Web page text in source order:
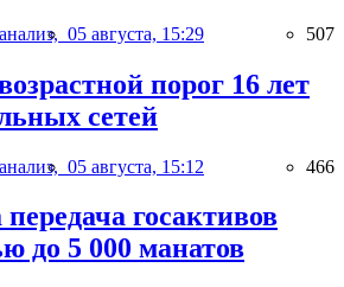
05 августа, 15:29 507
порог 16 лет
сетей
05 августа, 15:12 466
госактивов
до 5 000 манатов